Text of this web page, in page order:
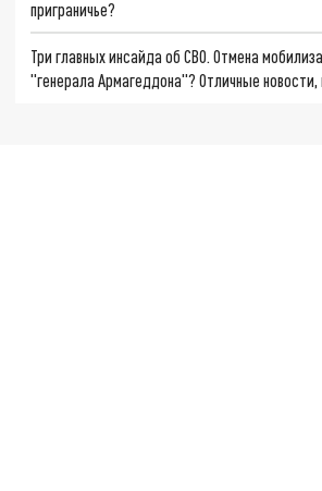
приграничье?
Три главных инсайда об СВО. Отмена
"генерала Армагеддона"? Отличные